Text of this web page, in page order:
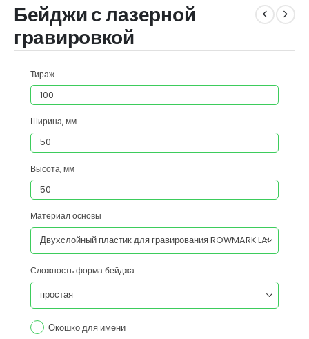
Бейджи с лазерной
гравировкой
Тираж
Ширина, мм
Высота, мм
Материал основы
Сложность форма бейджа
Окошко для имени